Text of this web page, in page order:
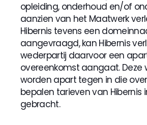
opleiding, onderhoud en/of
aanzien van het Maatwerk
Hibernis tevens een
aangevraagd, kan Hibernis
wederpartij daarvoor een
overeenkomst aangaat. Deze
worden apart tegen in die
bepalen tarieven van Hibernis
gebracht.